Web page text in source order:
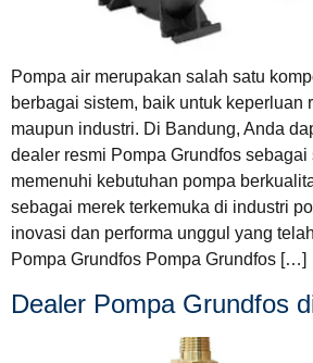
Pompa air merupakan salah satu
berbagai sistem, baik untuk keperluan
maupun industri. Di Bandung, Anda
dealer resmi Pompa Grundfos
memenuhi kebutuhan pompa
sebagai merek terkemuka di industri
inovasi dan performa unggul yang
Pompa Grundfos Pompa Grundfos […]
Dealer Pompa Grundfos